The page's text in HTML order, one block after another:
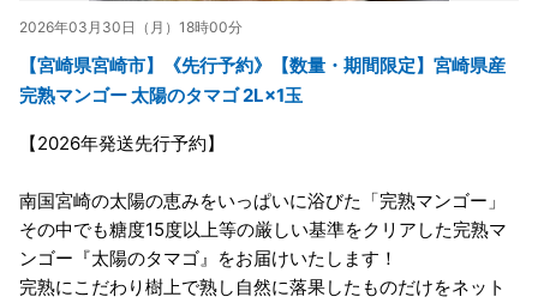
2026年03月30日（月）18時00分
【宮崎県宮崎市】《先行予約》【数量・期間限定】宮崎県産
完熟マンゴー 太陽のタマゴ 2L×1玉
【2026年発送先行予約】
南国宮崎の太陽の恵みをいっぱいに浴びた「完熟マンゴー」
その中でも糖度15度以上等の厳しい基準をクリアした完熟マ
ンゴー『太陽のタマゴ』をお届けいたします！
完熟にこだわり樹上で熟し自然に落果したものだけをネット